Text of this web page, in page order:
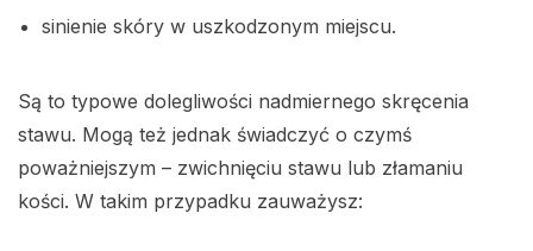
sinienie skóry w uszkodzonym miejscu.
Są to typowe dolegliwości nadmiernego skręcenia
stawu. Mogą też jednak świadczyć o czymś
poważniejszym – zwichnięciu stawu lub złamaniu
kości. W takim przypadku zauważysz: